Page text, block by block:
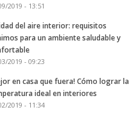
2019 - 13:51
del aire interior: requisitos
para un ambiente saludable y
2019 - 09:23
en casa que fuera! Cómo lograr la
ideal en interiores
2019 - 11:34